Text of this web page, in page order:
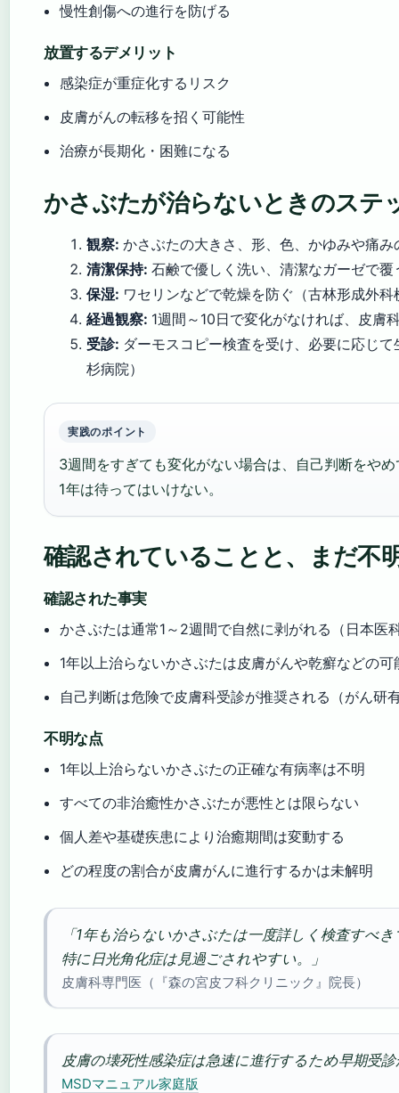
慢性創傷への進行を防げる
放置するデメリット
感染症が重症化するリスク
皮膚がんの転移を招く可能性
治療が長期化・困難になる
かさぶたが治らないときのステ
観察: かさぶたの大きさ、形、色、かゆみや痛
清潔保持: 石鹸で優しく洗い、清潔なガーゼで覆
保湿: ワセリンなどで乾燥を防ぐ（古林形成外科
経過観察: 1週間～10日で変化がなければ、皮膚
受診: ダーモスコピー検査を受け、必要に応じ
杉病院）
実践のポイント
3週間をすぎても変化がない場合は、自己判断をや
1年は待ってはいけない。
確認されていることと、まだ不
確認された事実
かさぶたは通常1～2週間で自然に剥がれる（日本医
1年以上治らないかさぶたは皮膚がんや乾癬などの
自己判断は危険で皮膚科受診が推奨される（がん研
不明な点
1年以上治らないかさぶたの正確な有病率は不明
すべての非治癒性かさぶたが悪性とは限らない
個人差や基礎疾患により治癒期間は変動する
どの程度の割合が皮膚がんに進行するかは未解明
「1年も治らないかさぶたは一度詳しく検査すべ
特に日光角化症は見過ごされやすい。」
皮膚科専門医（『森の宮皮フ科クリニック』院長）
皮膚の壊死性感染症は急速に進行するため早期受
MSDマニュアル家庭版